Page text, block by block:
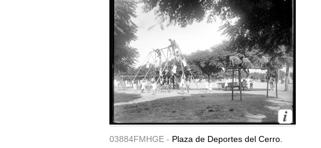
03884FMHGE - Plaza de Deportes del Cerro.